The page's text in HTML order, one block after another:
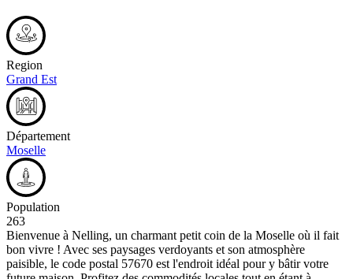
Region
Grand Est
Département
Moselle
Population
263
Bienvenue à Nelling, un charmant petit coin de la Moselle où il fait
bon vivre ! Avec ses paysages verdoyants et son atmosphère
paisible, le code postal 57670 est l'endroit idéal pour y bâtir votre